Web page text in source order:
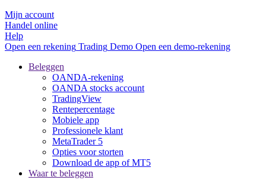
Mijn account
Handel online
Help
Open een rekening Trading Demo Open een demo-rekening
Beleggen
OANDA-rekening
OANDA stocks account
TradingView
Rentepercentage
Mobiele app
Professionele klant
MetaTrader 5
Opties voor storten
Download de app of MT5
Waar te beleggen